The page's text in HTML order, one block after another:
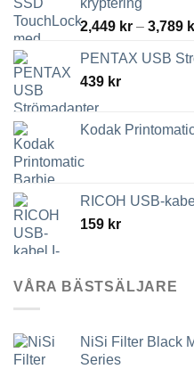
kryptering
2,449 kr – 3,789
PENTAX USB
439 kr
Kodak
RICOH USB-
159 kr
VÅRA BÄSTSÄLJARE
NiSi Filter Black
Series